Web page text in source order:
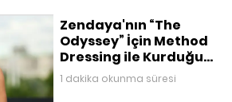
Zendaya'nın “The
Odyssey” İçin Method
Dressing ile Kurduğu
Mitolojik Gardırop
1 dakika okunma süresi